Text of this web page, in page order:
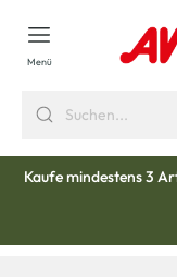
springen
Menü
Kaufe mindestens 3